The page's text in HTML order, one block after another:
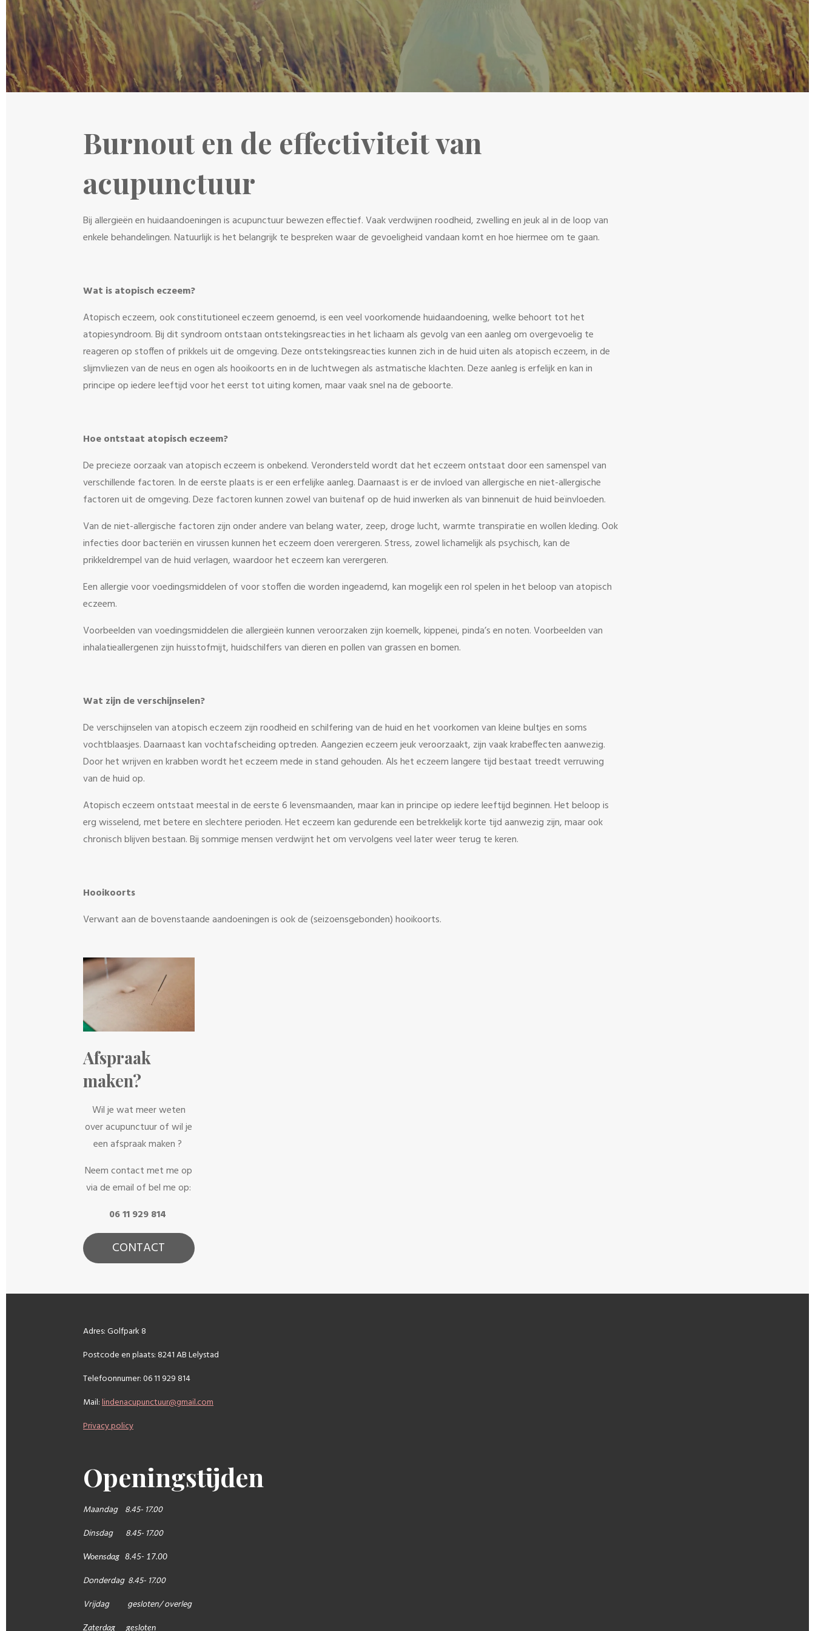
Burnout en de effectiviteit van
acupunctuur
Bij allergieën en huidaandoeningen is acupunctuur bewezen effectief. Vaak verdwijnen roodheid, zwelling en jeuk al in de loop van
enkele behandelingen. Natuurlijk is het belangrijk te bespreken waar de gevoeligheid vandaan komt en hoe hiermee om te gaan.
Wat is atopisch eczeem?
Atopisch eczeem, ook constitutioneel eczeem genoemd, is een veel voorkomende huidaandoening, welke behoort tot het
atopiesyndroom. Bij dit syndroom ontstaan ontstekingsreacties in het lichaam als gevolg van een aanleg om overgevoelig te
reageren op stoffen of prikkels uit de omgeving. Deze ontstekingsreacties kunnen zich in de huid uiten als atopisch eczeem, in de
slijmvliezen van de neus en ogen als hooikoorts en in de luchtwegen als astmatische klachten. Deze aanleg is erfelijk en kan in
principe op iedere leeftijd voor het eerst tot uiting komen, maar vaak snel na de geboorte.
Hoe ontstaat atopisch eczeem?
De precieze oorzaak van atopisch eczeem is onbekend. Verondersteld wordt dat het eczeem ontstaat door een samenspel van
verschillende factoren. In de eerste plaats is er een erfelijke aanleg. Daarnaast is er de invloed van allergische en niet-allergische
factoren uit de omgeving. Deze factoren kunnen zowel van buitenaf op de huid inwerken als van binnenuit de huid beïnvloeden.
Van de niet-allergische factoren zijn onder andere van belang water, zeep, droge lucht, warmte transpiratie en wollen kleding. Ook
infecties door bacteriën en virussen kunnen het eczeem doen verergeren. Stress, zowel lichamelijk als psychisch, kan de
prikkeldrempel van de huid verlagen, waardoor het eczeem kan verergeren.
Een allergie voor voedingsmiddelen of voor stoffen die worden ingeademd, kan mogelijk een rol spelen in het beloop van atopisch
eczeem.
Voorbeelden van voedingsmiddelen die allergieën kunnen veroorzaken zijn koemelk, kippenei, pinda’s en noten. Voorbeelden van
inhalatieallergenen zijn huisstofmijt, huidschilfers van dieren en pollen van grassen en bomen.
Wat zijn de verschijnselen?
De verschijnselen van atopisch eczeem zijn roodheid en schilfering van de huid en het voorkomen van kleine bultjes en soms
vochtblaasjes. Daarnaast kan vochtafscheiding optreden. Aangezien eczeem jeuk veroorzaakt, zijn vaak krabeffecten aanwezig.
Door het wrijven en krabben wordt het eczeem mede in stand gehouden. Als het eczeem langere tijd bestaat treedt verruwing
van de huid op.
Atopisch eczeem ontstaat meestal in de eerste 6 levensmaanden, maar kan in principe op iedere leeftijd beginnen. Het beloop is
erg wisselend, met betere en slechtere perioden. Het eczeem kan gedurende een betrekkelijk korte tijd aanwezig zijn, maar ook
chronisch blijven bestaan. Bij sommige mensen verdwijnt het om vervolgens veel later weer terug te keren.
Hooikoorts
Verwant aan de bovenstaande aandoeningen is ook de (seizoensgebonden) hooikoorts.
Afspraak
maken?
Wil je wat meer weten
over acupunctuur of wil je
een afspraak maken ?
Neem contact met me op
via de email of bel me op:
06 11 929 814
CONTACT
Adres: Golfpark 8
Postcode en plaats: 8241 AB Lelystad
Telefoonnumer: 06 11 929 814
Mail:lindenacupunctuur@gmail.com
Privacy policy
Openingstijden
Maandag 8.45- 17.00
Dinsdag 8.45- 17.00
Woensdag 8.45- 17.00
Donderdag 8.45- 17.00
Vrijdag gesloten/ overleg
Zaterdag gesloten